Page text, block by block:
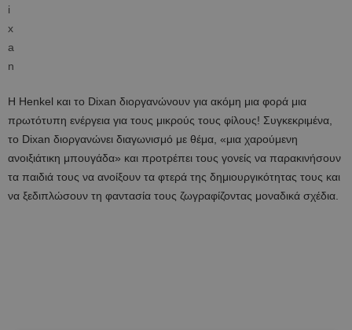
H Henkel και το Dixan διοργανώνουν για ακόμη μια φορά μια
πρωτότυπη ενέργεια για τους μικρούς τους φίλους! Συγκεκριμένα,
το Dixan διοργανώνει διαγωνισμό με θέμα, «μια χαρούμενη
ανοιξιάτικη μπουγάδα» και προτρέπει τους γονείς να παρακινήσουν
τα παιδιά τους να ανοίξουν τα φτερά της δημιουργικότητας τους και
να ξεδιπλώσουν τη φαντασία τους ζωγραφίζοντας μοναδικά σχέδια.